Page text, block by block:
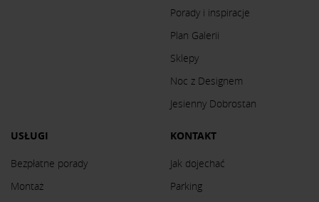
Porady i inspiracje
Plan Galerii
Sklepy
Noc z Designem
Jesienny Dobrostan
USŁUGI
Bezpłatne porady
Montaż
KONTAKT
Jak dojechać
Parking